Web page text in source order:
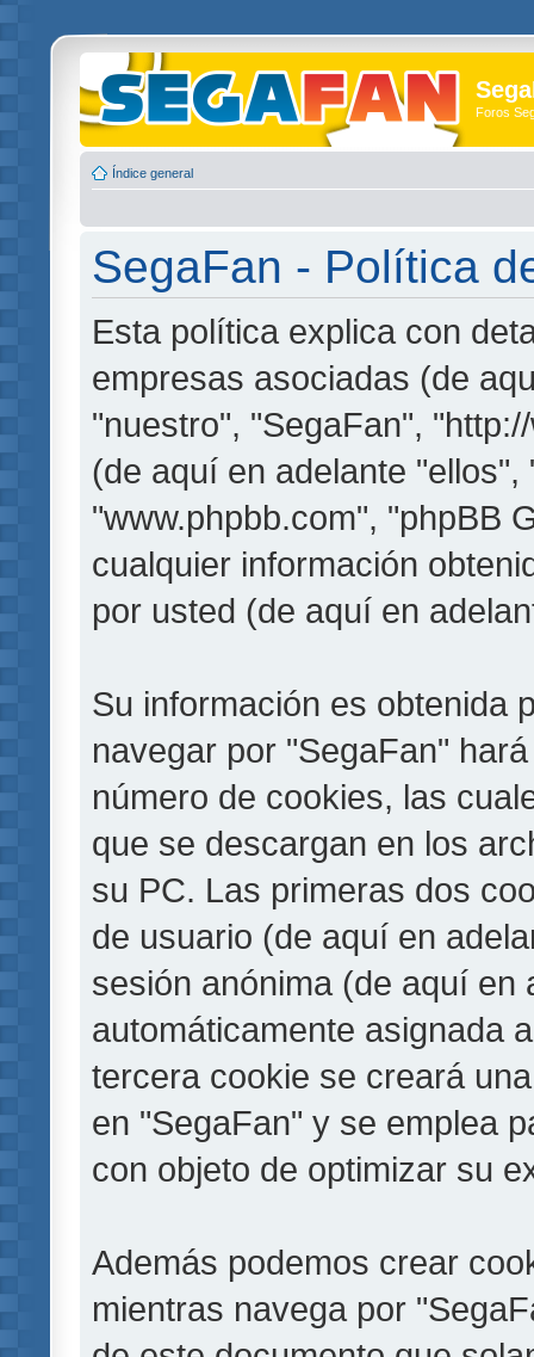
Foros
Índice general
SegaFan - Política
Esta política explica con
empresas asociadas (de
"nuestro", "SegaFan",
(de aquí en adelante
"www.phpbb.com", "phpBB
cualquier información
por usted (de aquí en
Su información es obtenida
navegar por "SegaFan"
número de cookies, las
que se descargan en los
su PC. Las primeras dos
de usuario (de aquí en
sesión anónima (de aquí en
automáticamente asignada
tercera cookie se creará
en "SegaFan" y se emplea
con objeto de optimizar su
Además podemos crear
mientras navega por